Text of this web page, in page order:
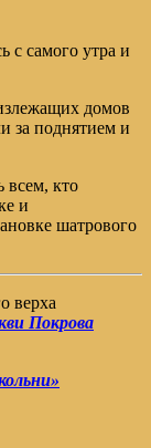
с самого утра и
домов
за поднятием и
всем, кто
и
шатрового
верха
Покрова